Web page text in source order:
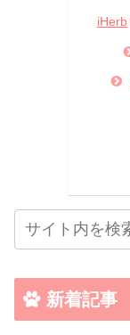
iHerb
新着記事